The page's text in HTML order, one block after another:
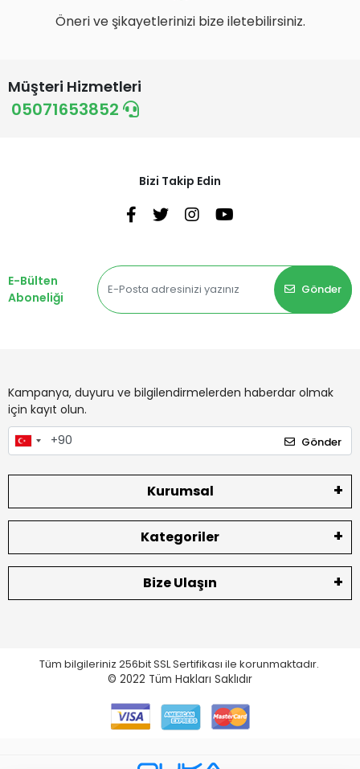
Öneri ve şikayetlerinizi bize iletebilirsiniz.
Müşteri Hizmetleri
05071653852
Bizi Takip Edin
E-Bülten
Aboneliği
Gönder
Kampanya, duyuru ve bilgilendirmelerden haberdar olmak
için kayıt olun.
Gönder
Kurumsal
Kategoriler
Bize Ulaşın
Tüm bilgileriniz 256bit SSL Sertifikası ile korunmaktadır.
© 2022 Tüm Hakları Saklıdır